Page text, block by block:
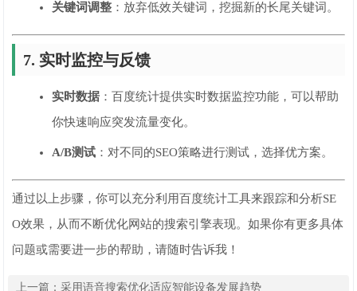
关键词调整 ：放弃低效关键词，挖掘新的长尾关键词。
7. 实时监控与反馈
实时数据 ：百度统计提供实时数据监控功能，可以帮助
你快速响应突发流量变化。
A/B测试 ：对不同的SEO策略进行测试，选择优方案。
通过以上步骤，你可以充分利用百度统计工具来跟踪和分析SE
O效果，从而不断优化网站的搜索引擎表现。如果你有更多具体
问题或需要进一步的帮助，请随时告诉我！
上一篇：采用语音搜索优化适应智能设备发展趋势